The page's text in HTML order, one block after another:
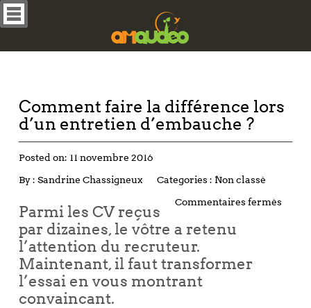
Comment faire la différence lors
d’un entretien d’embauche ?
Posted on: 11 novembre 2016
By : Sandrine Chassigneux Categories : Non classé
Commentaires fermés
Parmi les CV reçus
par dizaines, le vôtre a retenu
l’attention du recruteur.
Maintenant, il faut transformer
l’essai en vous montrant
convaincant.